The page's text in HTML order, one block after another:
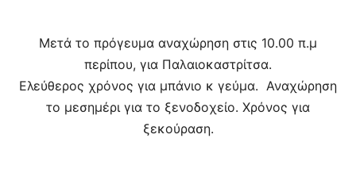
Μετά το πρόγευμα αναχώρηση στις 10.00 π.μ
περίπου, για Παλαιοκαστρίτσα.
Ελεύθερος χρόνος για μπάνιο κ γεύμα. Αναχώρηση
το μεσημέρι για το ξενοδοχείο. Χρόνος για
ξεκούραση.